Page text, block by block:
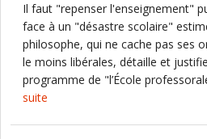
Il faut "repenser l'enseignement"
face à un "désastre scolaire"
philosophe, qui ne cache pas ses
le moins libérales, détaille et
programme de "l’École
suite